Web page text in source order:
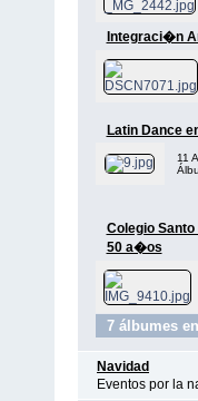
Integraci�n
Latin Dance
11
Colegio
50 a�os
7 álbumes
Navidad
Eventos por la